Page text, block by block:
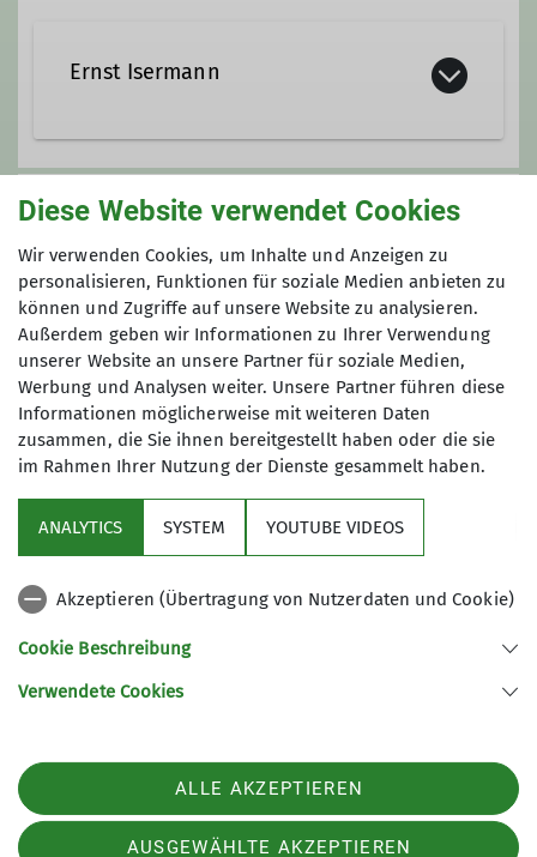
Ernst Isermann
E.Isermann@web.de
Ämter
Trainingsbetrieb Klettern
Unsere Veranstaltungsorte
Nordwand
James-Franck-Ring 1b
37077 Göttingen
Sektion
Aktuelles
Sektion Göttingen des Deutschen Alpenvereins e.V.
Kurze Straße 16
37073 Göttingen
Telefon +4955143815
Diese Website verwendet Cookies
Wir verwenden Cookies, um Inhalte und Anzeigen zu
personalisieren, Funktionen für soziale Medien anbieten zu
können und Zugriffe auf unsere Website zu analysieren.
Außerdem geben wir Informationen zu Ihrer Verwendung
unserer Website an unsere Partner für soziale Medien,
Werbung und Analysen weiter. Unsere Partner führen diese
Informationen möglicherweise mit weiteren Daten
zusammen, die Sie ihnen bereitgestellt haben oder die sie
im Rahmen Ihrer Nutzung der Dienste gesammelt haben.
ANALYTICS SYSTEM YOUTUBE VIDEOS
Akzeptieren (Übertragung von Nutzerdaten und Cookie)
Cookie Beschreibung
Verwendete Cookies
ALLE AKZEPTIEREN
AUSGEWÄHLTE AKZEPTIEREN